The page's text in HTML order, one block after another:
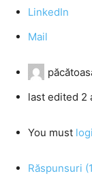
LinkedIn
Mail
last edited 2
You must
Răspunsuri